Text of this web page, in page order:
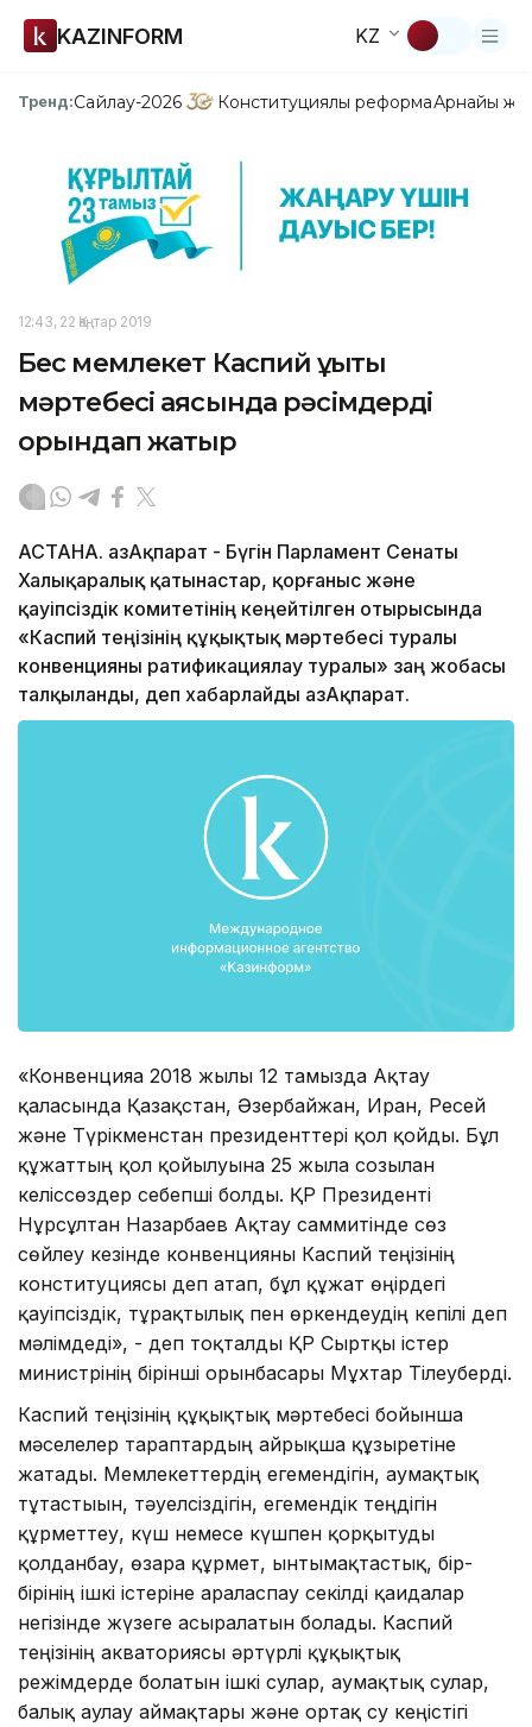
KAZINFORM KZ
Тренд:Сайлау-2026 Конституциялық реформаАрнайы
12:43, 22 Қаңтар 2019
Бес мемлекет Каспий құқықтық
мәртебесі аясында рәсімдерді
орындап жатыр
АСТАНА. ҚазАқпарат - Бүгін Парламент Cенаты
Халықаралық қатынастар, қорғаныс және
қауіпсіздік комитетінің кеңейтілген отырысында
«Каспий теңізінің құқықтық мәртебесі туралы
конвенцияны ратификациялау туралы» заң жобасы
талқыланды, деп хабарлайды ҚазАқпарат.
«Конвенцияға 2018 жылғы 12 тамызда Ақтау
қаласында Қазақстан, Әзербайжан, Иран, Ресей
және Түрікменстан президенттері қол қойды. Бұл
құжаттың қол қойылуына 25 жылға созылған
келіссөздер себепші болды. ҚР Президенті
Нұрсұлтан Назарбаев Ақтау саммитінде сөз
сөйлеу кезінде конвенцияны Каспий теңізінің
конституциясы деп атап, бұл құжат өңірдегі
қауіпсіздік, тұрақтылық пен өркендеудің кепілі деп
мәлімдеді», - деп тоқталды ҚР Сыртқы істер
министрінің бірінші орынбасары Мұхтар Тілеуберді.
Каспий теңізінің құқықтық мәртебесі бойынша
мәселелер тараптардың айрықша құзыретіне
жатады. Мемлекеттердің егемендігін, аумақтық
тұтастығын, тәуелсіздігін, егемендік теңдігін
құрметтеу, күш немесе күшпен қорқытуды
қолданбау, өзара құрмет, ынтымақтастық, бір-
бірінің ішкі істеріне араласпау секілді қағидалар
негізінде жүзеге асыралатын болады. Каспий
теңізінің акваториясы әртүрлі құқықтық
режімдерде болатын ішкі сулар, аумақтық сулар,
балық аулау аймақтары және ортақ су кеңістігі